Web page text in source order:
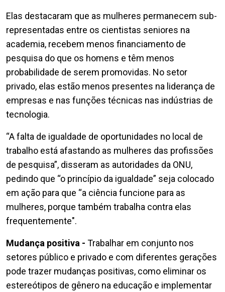
Elas destacaram que as mulheres permanecem sub-
representadas entre os cientistas seniores na
academia, recebem menos financiamento de
pesquisa do que os homens e têm menos
probabilidade de serem promovidas. No setor
privado, elas estão menos presentes na liderança de
empresas e nas funções técnicas nas indústrias de
tecnologia.
“A falta de igualdade de oportunidades no local de
trabalho está afastando as mulheres das profissões
de pesquisa”, disseram as autoridades da ONU,
pedindo que “o princípio da igualdade” seja colocado
em ação para que “a ciência funcione para as
mulheres, porque também trabalha contra elas
frequentemente".
Mudança positiva - Trabalhar em conjunto nos
setores público e privado e com diferentes gerações
pode trazer mudanças positivas, como eliminar os
estereótipos de gênero na educação e implementar